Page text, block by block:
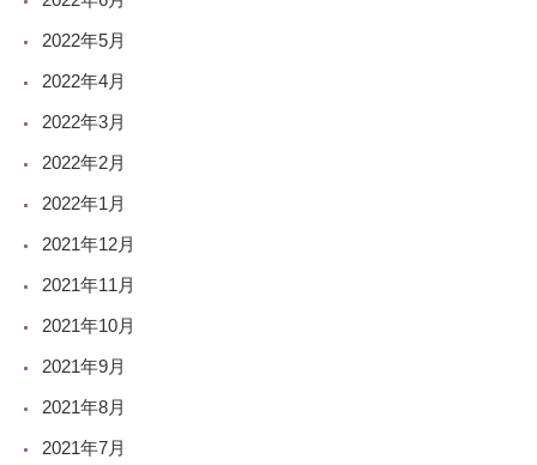
2022年5月
2022年4月
2022年3月
2022年2月
2022年1月
2021年12月
2021年11月
2021年10月
2021年9月
2021年8月
2021年7月